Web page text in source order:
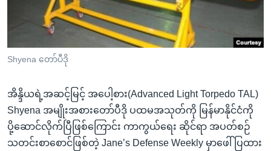
ကြည့်
ရှာဖွေ
ရန်
နေရာ
သို့
ဗွီအိုအေ လူမှုကွန်ယက်များ
ဘာသာစကားများ
Shyena တော်ပီဒို
အိန္ဒိယရဲ့အဆင့်မြင့် အပေါ့စား(Advanced Light Torpedo TAL)
Shyena အမျိုးအစားတော်ပီဒို ပထမအသုတ်ကို မြန်မာနိုင်ငံကို
ပို့ဆောင်လိုက်ပြီဖြစ်ကြောင်း ကာကွယ်ရေး ဆိုင်ရာ အပတ်စဉ်
သတင်းစာစောင်ဖြစ်တဲ့ Jane’s Defense Weekly မှာဖေါ်ပြထား